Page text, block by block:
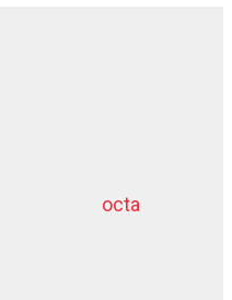
octa
dziļurbums